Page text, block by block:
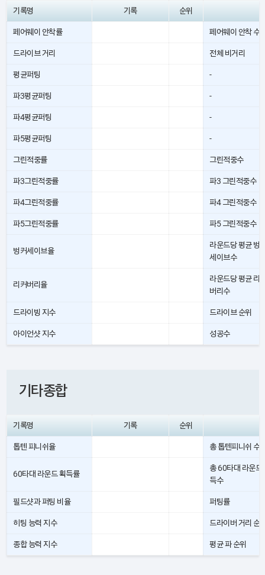
기록명 기록 순위
페어웨이 안착률 페어웨이 안착 수
드라이브 거리 전체 비거리
평균퍼팅 -
파3평균퍼팅 -
파4평균퍼팅 -
파5평균퍼팅 -
그린적중률 그린적중수
파3그린적중률 파3 그린적중수
파4그린적중률 파4 그린적중수
파5그린적중률 파5 그린적중수
벙커세이브율
라운드당 평균 벙
세이브수
리커버리율
라운드당 평균 리
버리수
드라이빙 지수 드라이브 순위
아이언샷 지수 성공수
기타종합
기록명 기록 순위
톱텐 피니쉬율 총 톱텐피니쉬 수
60타대 라운드 획득률
총 60타대 라운드
득수
필드샷과 퍼팅 비율 퍼팅률
히팅 능력 지수 드라이버 거리 순
종합 능력 지수 평균 파 순위